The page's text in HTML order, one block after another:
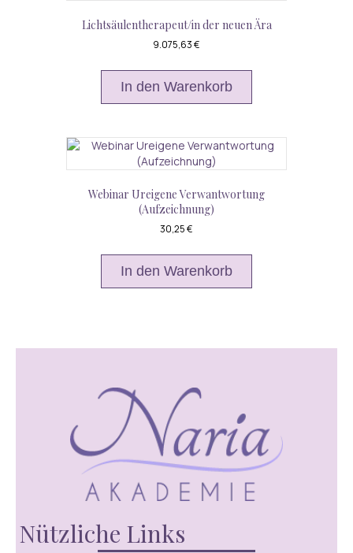
Lichtsäulentherapeut/in der neuen Ära
9.075,63€
In den Warenkorb
Webinar Ureigene Verwantwortung
(Aufzeichnung)
30,25€
In den Warenkorb
Nützliche Links